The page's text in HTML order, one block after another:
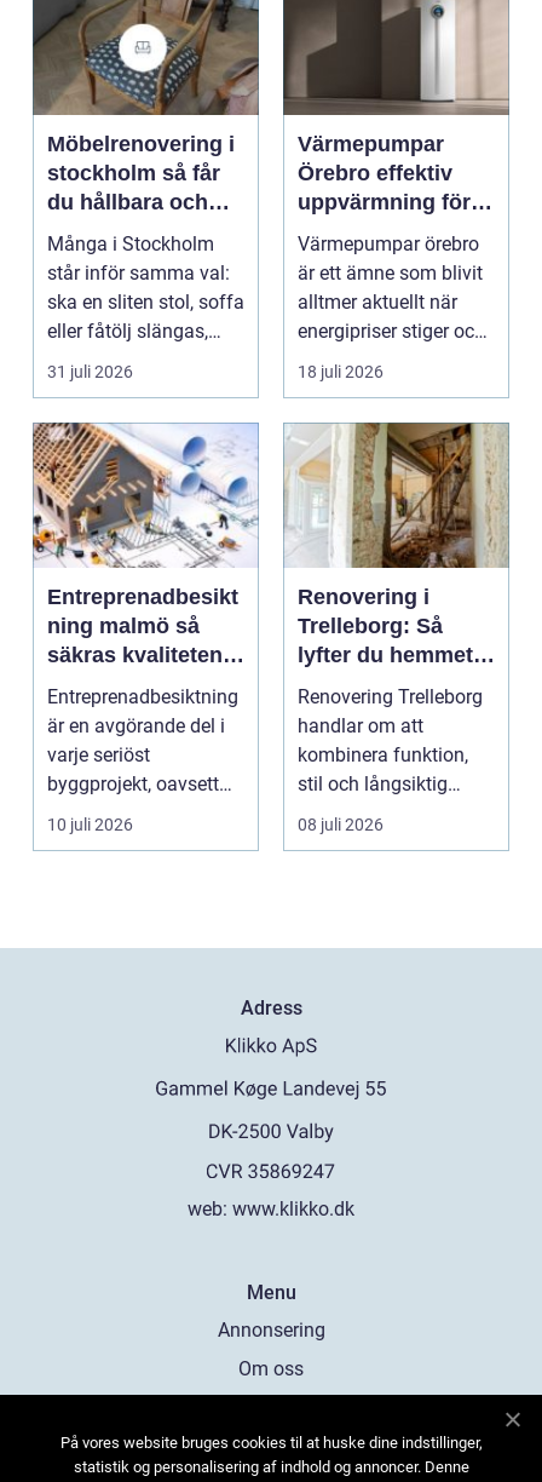
Möbelrenovering i
stockholm så får
du hållbara och
vackra möbler
Många i Stockholm
står inför samma val:
ska en sliten stol, soffa
eller fåtölj slängas,
säljas billi...
31 juli 2026
Värmepumpar
Örebro effektiv
uppvärmning för
hus och
fastigheter
Värmepumpar örebro
är ett ämne som blivit
alltmer aktuellt när
energipriser stiger och
fler vill sän...
18 juli 2026
Entreprenadbesikt
ning malmö så
säkras kvaliteten i
byggprojekt
Entreprenadbesiktning
är en avgörande del i
varje seriöst
byggprojekt, oavsett
om det handlar om en
10 juli 2026
Renovering i
Trelleborg: Så
lyfter du hemmet
på ett smart sätt
Renovering Trelleborg
handlar om att
kombinera funktion,
stil och långsiktig
ekonomi i samma p...
08 juli 2026
Adress
web: www.klikko.dk
Menu
Annonsering
Om oss
Kontakta oss
På vores website bruges cookies til at huske dine indstillinger,
statistik og personalisering af indhold og annoncer. Denne